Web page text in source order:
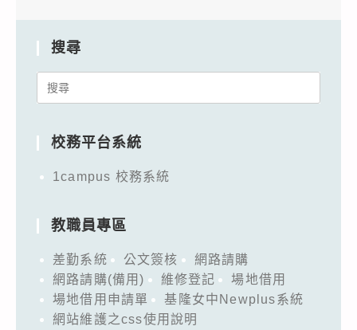
搜尋
Search
校務平台系統
1campus 校務系統
教職員專區
差勤系統 公文簽核
網路請購
網路請購(備用)
維修登記
場地借用
場地借用申請單
基隆女中Newplus系統
網站維護之css使用說明